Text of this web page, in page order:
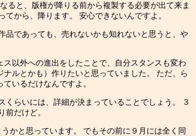
と、版権が降りる前から複製する必要が出て来ま
から、降ります。 安心できないんですよ。
であっても、売れないかも知れないと思うと、や
以外への進出をしたことで、自分スタンスも変わ
ルとかも）作りたいと思っていました。 ただ、ら
いるだけなんですよ。
らいには、詳細が決まっていることでしょう。 ３
前だけど。
かと思っています。 でもその前に９月には全く同